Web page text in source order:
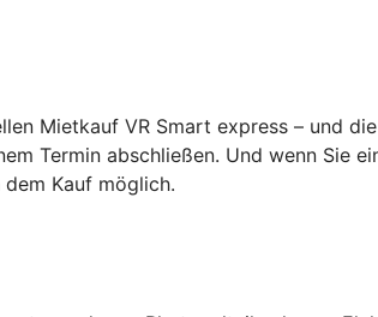
Mietkauf VR Smart express – und
Termin abschließen. Und wenn Sie
Kauf möglich.